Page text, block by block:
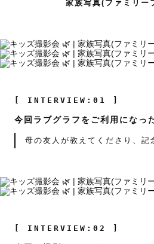
家族写真(ファミリー
[ INTERVIEW:01 ]
今回ラブグラフをご利用になっ
母の友人が教えてくださり、
[ INTERVIEW:02 ]